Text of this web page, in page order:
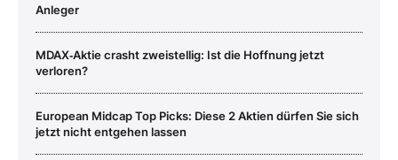
Anleger
MDAX‑Aktie crasht zweistellig: Ist die Hoffnung jetzt
verloren?
European Midcap Top Picks: Diese 2 Aktien dürfen Sie sich
jetzt nicht entgehen lassen